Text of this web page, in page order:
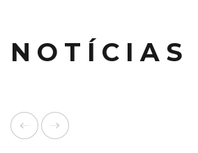
NOTÍCIAS